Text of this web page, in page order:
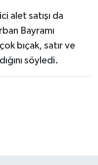
alet satışı da
Bayramı
bıçak, satır ve
söyledi.